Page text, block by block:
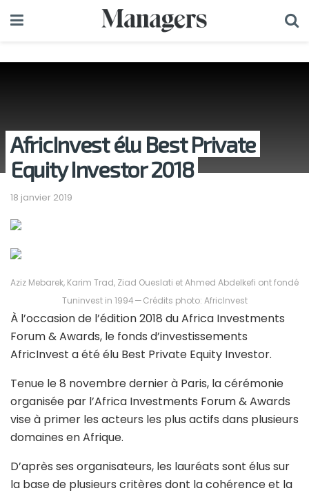
AfricInvest élu Best Private
Equity Investor 2018
18 janvier 2019
Aziz Mebarek, Karim Trad, Ziad Oueslati et Ahmed Abdelkefi ont fondé
Tuninvest in 1994 — Crédits photo: AfricInvest
À l’occasion de l’édition 2018 du Africa Investments
Forum & Awards, le fonds d’investissements
AfricInvest a été élu Best Private Equity Investor.
Tenue le 8 novembre dernier à Paris, la cérémonie
organisée par l’Africa Investments Forum & Awards
vise à primer les acteurs les plus actifs dans plusieurs
domaines en Afrique.
D’après ses organisateurs, les lauréats sont élus sur
la base de plusieurs critères dont la cohérence et la